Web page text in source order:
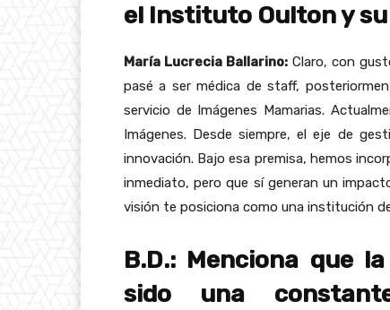
el Instituto Oulton y
María Lucrecia Ballarino:Claro, con
pasé a ser médica de staff,
servicio de Imágenes Mamarias.
Imágenes. Desde siempre, el eje de
innovación. Bajo esa premisa, hemos
inmediato, pero que sí generan un
visión te posiciona como una institución
B.D.: Menciona que
sido una